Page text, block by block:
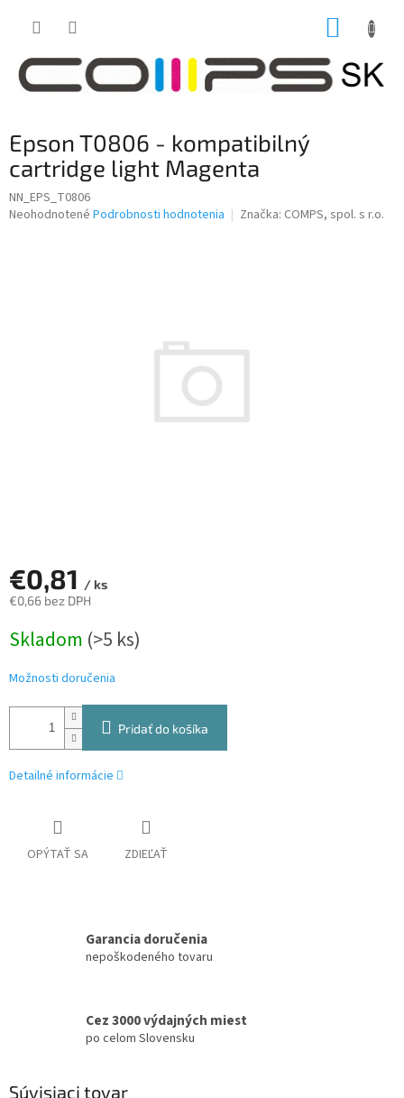
Epson T0806 - kompatibilný
cartridge light Magenta
NN_EPS_T0806
Priemerné
Neohodnotené Podrobnosti hodnotenia Značka: COMPS, spol. s r.o.
€0,81 / ks
€0,66 bez DPH
cena:
Skladom (>5 ks)
Možnosti doručenia
Pridať do košíka
Detailné informácie
OPÝTAŤ SA ZDIEĽAŤ
Garancia doručenia
nepoškodeného tovaru
Cez 3000 výdajných miest
po celom Slovensku
Súvisiaci tovar